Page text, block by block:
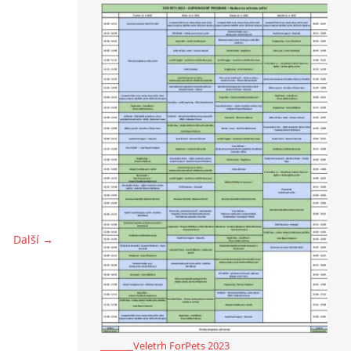
Další →
_______Veletrh ForPets 2023